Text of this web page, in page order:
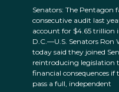
Senators: The Pentagon
consecutive audit last
account for $4.65 trillion
D.C.—U.S. Senators Ron
today said they joined
reintroducing legislation
financial consequences
pass a full, independent